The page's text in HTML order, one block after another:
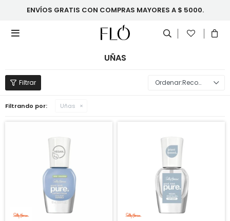
ENVÍOS GRATIS CON COMPRAS MAYORES A $ 5000.

UÑAS
Recomendados
Filtrando por: Uñas